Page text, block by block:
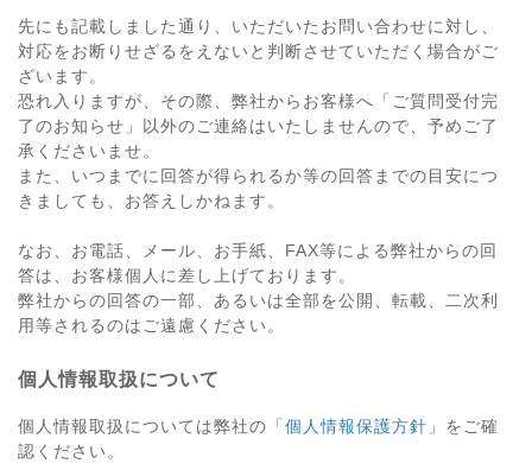
先にも記載しました通り、いただいたお問い合わせに対し、
対応をお断りせざるをえないと判断させていただく場合がご
ざいます。
恐れ入りますが、その際、弊社からお客様へ「ご質問受付完
了のお知らせ」以外のご連絡はいたしませんので、予めご了
承くださいませ。
また、いつまでに回答が得られるか等の回答までの目安につ
きましても、お答えしかねます。
なお、お電話、メール、お手紙、FAX等による弊社からの回
答は、お客様個人に差し上げております。
弊社からの回答の一部、あるいは全部を公開、転載、二次利
用等されるのはご遠慮ください。
個人情報取扱について
個人情報取扱については弊社の「 個人情報保護方針 」をご確
認ください。